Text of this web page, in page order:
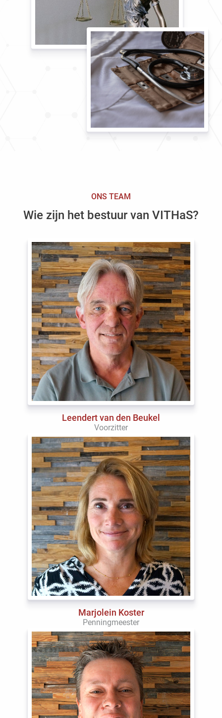
ONS TEAM
Wie zijn het bestuur van VITHaS?
Leendert van den Beukel
Voorzitter
Marjolein Koster
Penningmeester